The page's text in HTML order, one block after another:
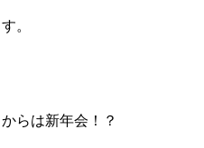
。
らは新年会！？